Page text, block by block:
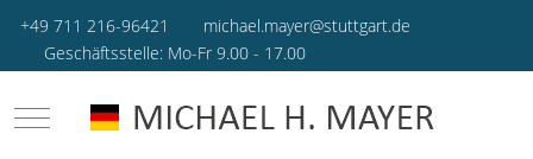
+49 711 216-96421
michael.mayer@stuttgart.de
Geschäftsstelle: Mo-Fr 9.00 - 17.00
Mobile Menu Toggle